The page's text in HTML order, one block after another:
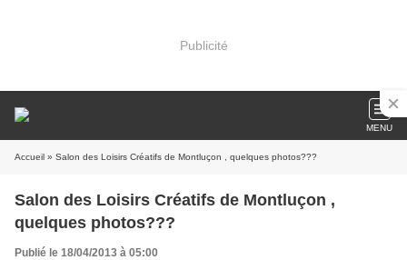
Publicité
MENU
Accueil » Salon des Loisirs Créatifs de Montluçon , quelques photos???
Salon des Loisirs Créatifs de Montluçon ,
quelques photos???
Publié le 18/04/2013 à 05:00